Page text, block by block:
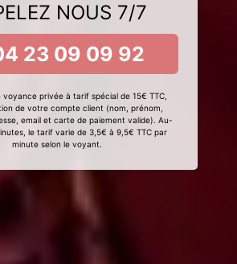
NOUS 7/7
23 09 09 92
voyance privée à tarif spécial de 15€ TTC,
de votre compte client (nom, prénom,
email et carte de paiement valide). Au-
le tarif varie de 3,5€ à 9,5€ TTC par
minute selon le voyant.